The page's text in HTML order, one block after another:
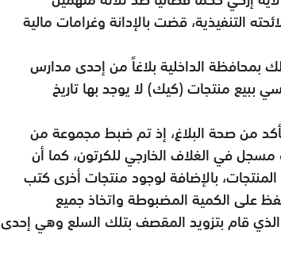
قانون حماية المستهلك رقم 66/2014 ولائحته التنفيذية، قضت بالإدانة وغرامات مالية
بمحافظة الداخلية بلاغاً من إحدى مدارس
ببيع منتجات (كيك) لا يوجد بها تاريخ
من صحة البلاغ، إذ تم ضبط مجموعة من
في الغلاف الخارجي للكرتون، كما أن
بالإضافة لوجود منتجات أخرى كتب
على الكمية المضبوطة واتخاذ جميع
الذي قام بتزويد المقصف بتلك السلع وهي إحدى